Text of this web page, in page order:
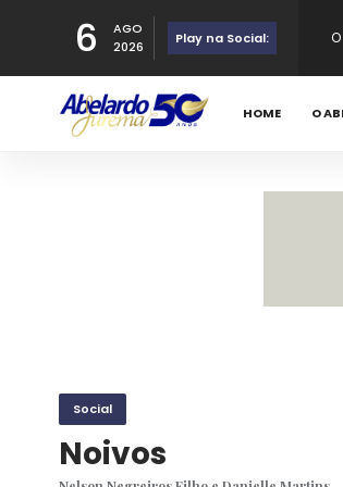
6
AGO
2026
Play na Social:
HOME O
Social
Noivos